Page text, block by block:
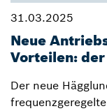
31.03.2025
Neue
Vorteilen:
Der neue